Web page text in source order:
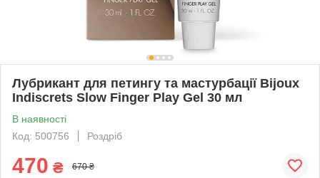
Лубрикант для петингу та мастурбації Bijoux
Indiscrets Slow Finger Play Gel 30 мл
В наявності
Код: 500756
Роздріб
470 ₴ 670 ₴